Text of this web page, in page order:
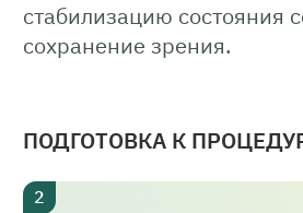
стабилизацию состояния
сохранение зрения.
ПОДГОТОВКА К